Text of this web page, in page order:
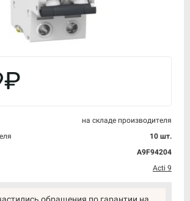
на складе производителя
10 шт.
A9F94204
Acti 9